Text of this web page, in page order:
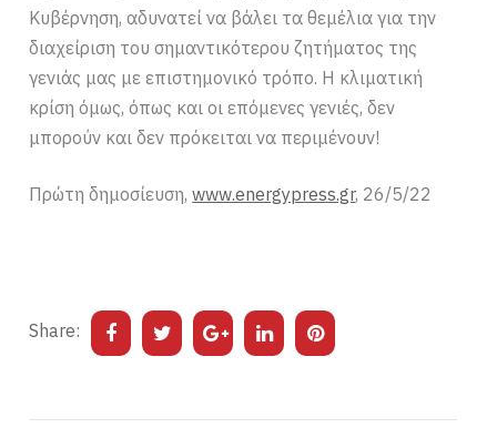
Κυβέρνηση, αδυνατεί να βάλει τα θεμέλια για την
διαχείριση του σημαντικότερου ζητήματος της
γενιάς μας με επιστημονικό τρόπο. Η κλιματική
κρίση όμως, όπως και οι επόμενες γενιές, δεν
μπορούν και δεν πρόκειται να περιμένουν!
Πρώτη δημοσίευση,www.energypress.gr, 26/5/22
Share: